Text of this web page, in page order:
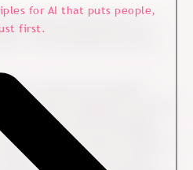
for AI that puts people,
first.
bliver jeg spurgt af en
og mens hun spørger
mig til Singapore, kommer
viser mig de forskellige
har hun vekslet mellem at
mine behov og fortalt